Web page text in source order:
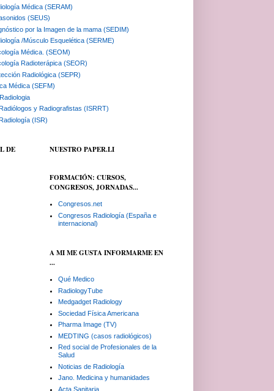
Médica (SERAM)
(SEUS)
por la Imagen de la mama (SEDIM)
/Músculo Esquelética (SERME)
Médica. (SEOM)
Radioterápica (SEOR)
Radiológica (SEPR)
Médica (SEFM)
y Radiografistas (ISRRT)
(ISR)
DE NUESTRO PAPER.LI
FORMACIÓN: CURSOS,
CONGRESOS, JORNADAS...
Congresos.net
Congresos Radiología (España e
internacional)
A MI ME GUSTA INFORMARME EN
...
Qué Medico
RadiologyTube
Medgadget Radiology
Sociedad Física Americana
Pharma Image (TV)
MEDTING (casos radiológicos)
Red social de Profesionales de la
Salud
Noticias de Radiología
Jano. Medicina y humanidades
Acta Sanitaria